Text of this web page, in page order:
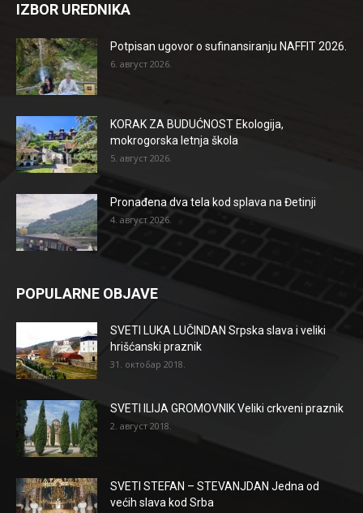
IZBOR UREDNIKA
Potpisan ugovor o sufinansiranju NAFFIT 2026.
6. август 2026.
KORAK ZA BUDUĆNOST Ekologija,
mokrogorska letnja škola
5. август 2026.
Pronađena dva tela kod splava na Đetinji
4. август 2026.
POPULARNE OBJAVE
SVETI LUKA LUČINDAN Srpska slava i veliki
hrišćanski praznik
31. октобар 2018.
SVETI ILIJA GROMOVNIK Veliki crkveni praznik
2. август 2018.
SVETI STEFAN – STEVANJDAN Jedna od
većih slava kod Srba